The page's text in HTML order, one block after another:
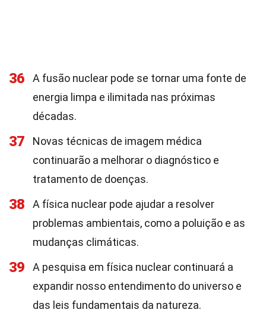
36
A fusão nuclear pode se tornar uma fonte de
energia limpa e ilimitada nas próximas
décadas.
37
Novas técnicas de imagem médica
continuarão a melhorar o diagnóstico e
tratamento de doenças.
38
A física nuclear pode ajudar a resolver
problemas ambientais, como a poluição e as
mudanças climáticas.
39
A pesquisa em física nuclear continuará a
expandir nosso entendimento do universo e
das leis fundamentais da natureza.